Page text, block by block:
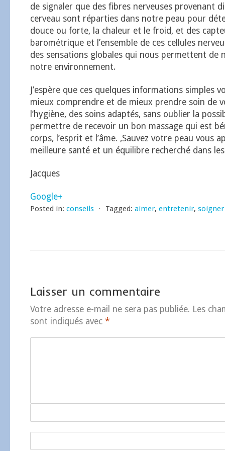
de signaler que des fibres nerveuses provenant
cerveau sont réparties dans notre peau pour
douce ou forte, la chaleur et le froid, et des
barométrique et l’ensemble de ces cellules
des sensations globales qui nous permettent de
notre environnement.
J’espère que ces quelques informations simples
mieux comprendre et de mieux prendre soin de
l’hygiène, des soins adaptés, sans oublier la
permettre de recevoir un bon massage qui est
corps, l’esprit et l’âme. ,Sauvez votre peau vous
meilleure santé et un équilibre recherché dans
Jacques
Google+
Posted in: conseils ⋅ Tagged: aimer, entretenir, soigner
Laisser un commentaire
Votre adresse e-mail ne sera pas publiée. Les
sont indiqués avec *